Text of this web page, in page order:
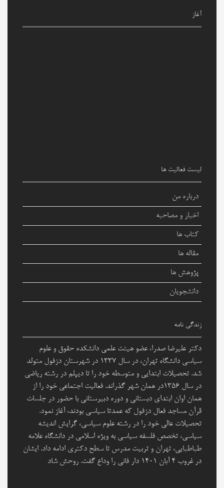
آغاز
لیست فعالیت ها
درباره من
اخبار و مصاحبه
کتاب ها
مقاله ها
پژوهش ها
دانشجویان
زندگی نامه
دکتر علیرضا صدرا، عضو هیئت علمی دانشکده حقوق و علوم
سیاسی دانشگاه تهران، در سال ۱۳۳۷ در شهرستان دزفول متولد
شد. تحصیلات ابتدایی و متوسطه خود را تا دیپلم در رشته ریاضی
در سال ۱۳۵۶در همان شهر گذراند. فعالیت اجتماعی خود را از
همان اوان ابتدای دبستانی و دوره دبیرستانی با حضور در جلسات
قرآن مساجد فعال دزفول که عمدتا سیاسی بودند، آغاز نمود.
تحصیلات عالی خود را در رشته علوم سیاسی، گرایش اندیشه
سیاسی، تخصص فلسفه سیاسی به ویژه اسلامی در دانشگاه علامه
طباطبایی، تهران و تربیت مدرس تا سطح دکتری ادامه داد. ایشان
در غروب 4 آبان 1401 دار فانی را وداع گفت. روحش شاد